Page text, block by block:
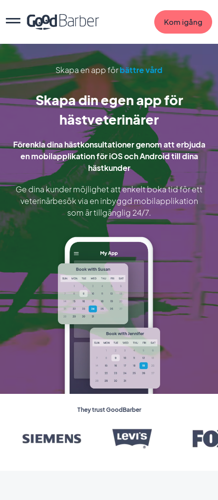
Kom igång
Skapa en app förbättre vård
Skapa din egen app för
hästveterinärer
Förenkla dina hästkonsultationer genom att erbjuda
en mobilapplikation för iOS och Android till dina
hästkunder
Ge dina kunder möjlighet att enkelt boka tid för ett
veterinärbesök via en inbyggd mobilapplikation
som är tillgänglig 24/7.
They trust GoodBarber